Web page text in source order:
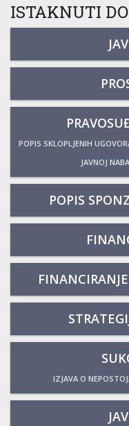
ISTAKNUTI
POPIS SKLOPLJENIH
JAVNOJ
POPIS
IZJAVA O